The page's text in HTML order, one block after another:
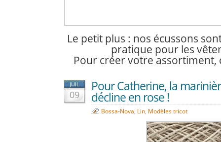
Le petit plus : nos écussons
pratique pour les
Pour créervotre assortiment,
JUIL
09
Pour Catherine, la
décline en rose !
Bossa-Nova, Lin, Modèles tricot